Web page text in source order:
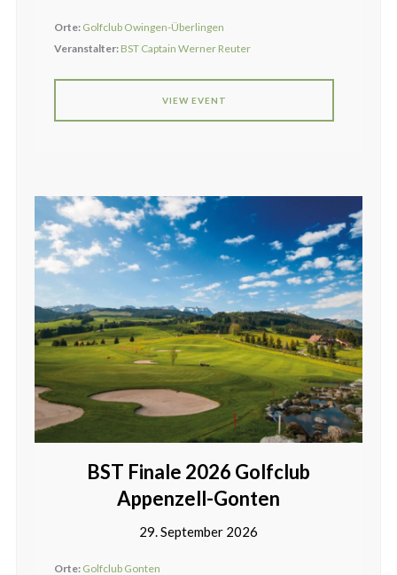
Orte: Golfclub Owingen-Überlingen
Veranstalter: BST Captain Werner Reuter
VIEW EVENT
BST Finale 2026 Golfclub
Appenzell-Gonten
29. September 2026
Orte: Golfclub Gonten